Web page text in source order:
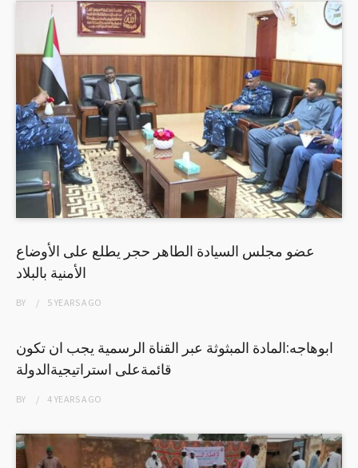
عضو مجلس السيادة الطاهر حجر يطلع على الأوضاع
الأمنية بالبلاد
BY 5 YEARSAGO
ابوهاجه:المادة المبثوثة عبر القناة الرسمية يجب ان تكون
قائمةعلى استراتيجيةالدولة
BY 4 YEARSAGO